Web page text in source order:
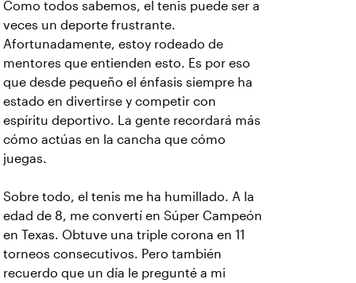
Como todos sabemos, el tenis puede ser a
veces un deporte frustrante.
Afortunadamente, estoy rodeado de
mentores que entienden esto. Es por eso
que desde pequeño el énfasis siempre ha
estado en divertirse y competir con
espíritu deportivo. La gente recordará más
cómo actúas en la cancha que cómo
juegas.
Sobre todo, el tenis me ha humillado. A la
edad de 8, me convertí en Súper Campeón
en Texas. Obtuve una triple corona en 11
torneos consecutivos. Pero también
recuerdo que un día le pregunté a mi